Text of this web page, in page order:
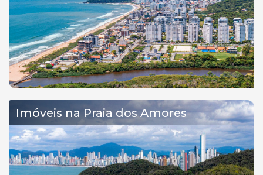
Imóveis na Praia dos Amores